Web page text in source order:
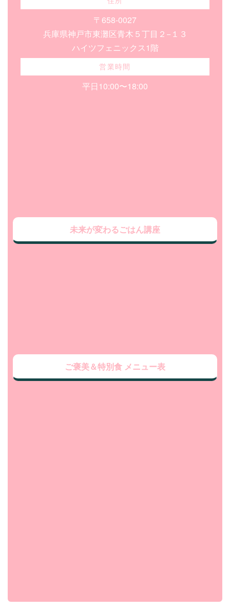
〒658-0027
兵庫県神戸市東灘区青木５丁目２−１３
ハイツフェニックス1階
営業時間
平日10:00〜18:00
未来が変わるごはん講座
ご褒美＆特別食 メニュー表